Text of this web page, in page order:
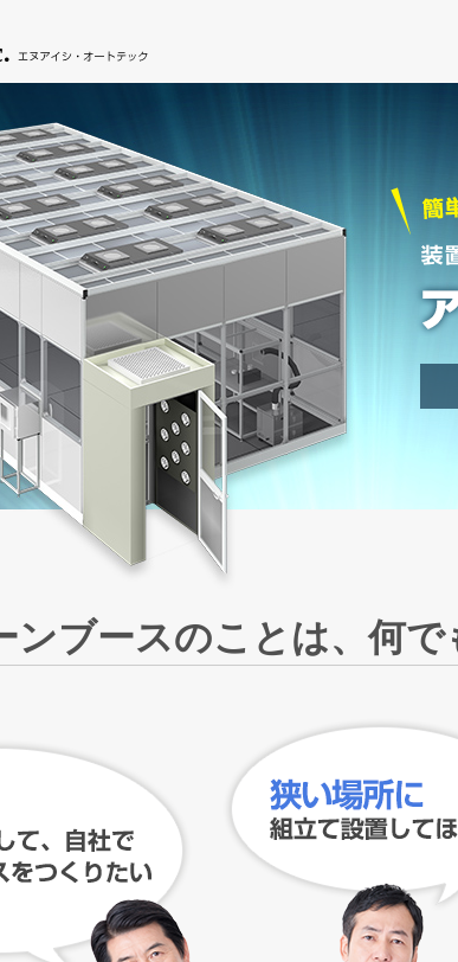
ンブースのことは、何で